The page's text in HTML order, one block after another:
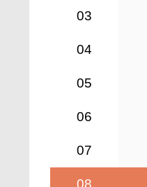
03
04
05
06
07
08